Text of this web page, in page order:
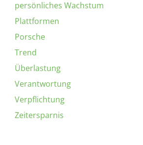
persönliches Wachstum
Plattformen
Porsche
Trend
Überlastung
Verantwortung
Verpflichtung
Zeitersparnis